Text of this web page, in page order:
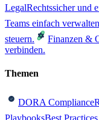
LegalRechtssicher und
Teams einfach
steuern.
Finanzen &
verbinden.
Themen
DORA Compliance
PlaybooksBest